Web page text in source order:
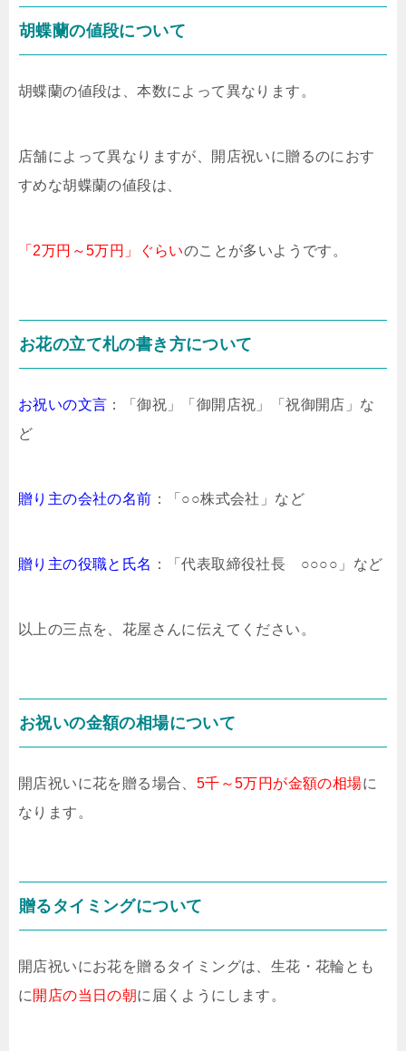
胡蝶蘭の値段について
胡蝶蘭の値段は、本数によって異なります。
店舗によって異なりますが、開店祝いに贈るのにおす
すめな胡蝶蘭の値段は、
「2万円～5万円」ぐらいのことが多いようです。
お花の立て札の書き方について
お祝いの文言 ：「御祝」「御開店祝」「祝御開店」な
ど
贈り主の会社の名前 ：「○○株式会社」など
贈り主の役職と氏名 ：「代表取締役社長 ○○○○」など
以上の三点を、花屋さんに伝えてください。
お祝いの金額の相場について
開店祝いに花を贈る場合、 5千～5万円が金額の相場に
なります。
贈るタイミングについて
開店祝いにお花を贈るタイミングは、生花・花輪とも
に 開店の当日の朝に届くようにします。